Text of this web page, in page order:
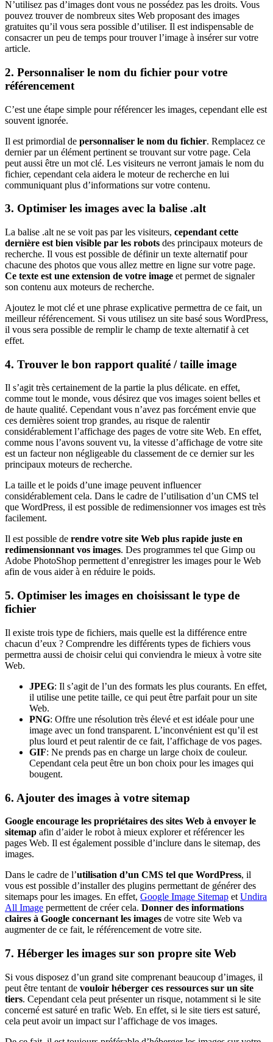
N’utilisez pas d’images dont vous ne possédez pas les droits. Vous
pouvez trouver de nombreux sites Web proposant des images
gratuites qu’il vous sera possible d’utiliser. Il est indispensable de
consacrer un peu de temps pour trouver l’image à insérer sur votre
article.
2. Personnaliser le nom du fichier pour votre
référencement
C’est une étape simple pour référencer les images, cependant elle est
souvent ignorée.
Il est primordial de personnaliser le nom du fichier. Remplacez ce
dernier par un élément pertinent se trouvant sur votre page. Cela
peut aussi être un mot clé. Les visiteurs ne verront jamais le nom du
fichier, cependant cela aidera le moteur de recherche en lui
communiquant plus d’informations sur votre contenu.
3. Optimiser les images avec la balise .alt
La balise .alt ne se voit pas par les visiteurs, cependant cette
dernière est bien visible par les robots des principaux moteurs de
recherche. Il vous est possible de définir un texte alternatif pour
chacune des photos que vous allez mettre en ligne sur votre page.
Ce texte est une extension de votre image et permet de signaler
son contenu aux moteurs de recherche.
Ajoutez le mot clé et une phrase explicative permettra de ce fait, un
meilleur référencement. Si vous utilisez un site basé sous WordPress,
il vous sera possible de remplir le champ de texte alternatif à cet
effet.
4. Trouver le bon rapport qualité / taille image
Il s’agit très certainement de la partie la plus délicate. en effet,
comme tout le monde, vous désirez que vos images soient belles et
de haute qualité. Cependant vous n’avez pas forcément envie que
ces dernières soient trop grandes, au risque de ralentir
considérablement l’affichage des pages de votre site Web. En effet,
comme nous l’avons souvent vu, la vitesse d’affichage de votre site
est un facteur non négligeable du classement de ce dernier sur les
principaux moteurs de recherche.
La taille et le poids d’une image peuvent influencer
considérablement cela. Dans le cadre de l’utilisation d’un CMS tel
que WordPress, il est possible de redimensionner vos images est très
facilement.
Il est possible de rendre votre site Web plus rapide juste en
redimensionnant vos images. Des programmes tel que Gimp ou
Adobe PhotoShop permettent d’enregistrer les images pour le Web
afin de vous aider à en réduire le poids.
5. Optimiser les images en choisissant le type de
fichier
Il existe trois type de fichiers, mais quelle est la différence entre
chacun d’eux ? Comprendre les différents types de fichiers vous
permettra aussi de choisir celui qui conviendra le mieux à votre site
Web.
JPEG: Il s’agit de l’un des formats les plus courants. En effet,
il utilise une petite taille, ce qui peut être parfait pour un site
Web.
PNG: Offre une résolution très élevé et est idéale pour une
image avec un fond transparent. L’inconvénient est qu’il est
plus lourd et peut ralentir de ce fait, l’affichage de vos pages.
GIF: Ne prends pas en charge un large choix de couleur.
Cependant cela peut être un bon choix pour les images qui
bougent.
6. Ajouter des images à votre sitemap
Google encourage les propriétaires des sites Web à envoyer le
sitemap afin d’aider le robot à mieux explorer et référencer les
pages Web. Il est également possible d’inclure dans le sitemap, des
images.
Dans le cadre de l’utilisation d’un CMS tel que WordPress, il
vous est possible d’installer des plugins permettant de générer des
sitemaps pour les images. En effet, Google Image Sitemap et Undira
All Image permettent de créer cela. Donner des informations
claires à Google concernant les images de votre site Web va
augmenter de ce fait, le référencement de votre site.
7. Héberger les images sur son propre site Web
Si vous disposez d’un grand site comprenant beaucoup d’images, il
peut être tentant de vouloir héberger ces ressources sur un site
tiers. Cependant cela peut présenter un risque, notamment si le site
concerné est saturé en trafic Web. En effet, si le site tiers est saturé,
cela peut avoir un impact sur l’affichage de vos images.